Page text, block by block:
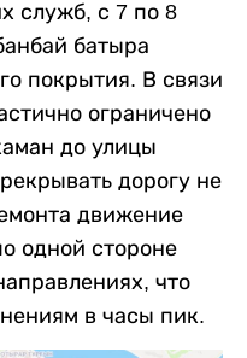
служб, с 7 по 8
батыра
покрытия. В связи
ограничено
до улицы
дорогу не
движение
одной стороне
что
в часы пик.